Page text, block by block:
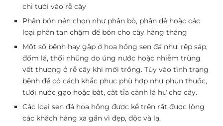
chỉ tưới vào rễ cây
Phân bón nên chọn như phân bò, phân dê hoặc các
loại phân tan chậm để bón cho cây hàng tháng
Một số bệnh hay gặp ở hoa hồng sen đá như: rệp sáp,
đốm lá, thối nhũng do úng nước hoặc nhiễm trùng
vết thương ở rễ cây khi mới trồng. Tùy vào tình trạng
bệnh để có cách khắc phục phù hợp như phun thuốc,
tưới nước gạo hoặc bắt, cắt tỉa cành lá hư cho cây.
Các loại sen đá hoa hồng được kể trên rất được lòng
các khách hàng xa gần vì đẹp, độc và lạ.